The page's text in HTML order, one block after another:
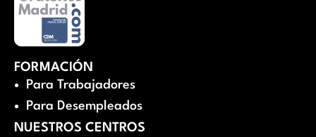
FORMACIÓN
Para Trabajadores
Para Desempleados
NUESTROS CENTROS